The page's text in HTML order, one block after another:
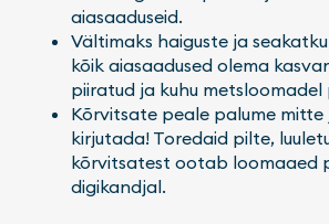
aiasaaduseid.
Vältimaks haiguste ja
kõik aiasaadused olema
piiratud ja kuhu metsloomadel
Kõrvitsate peale palume
kirjutada! Toredaid pilte,
kõrvitsatest ootab loomaaed
digikandjal.